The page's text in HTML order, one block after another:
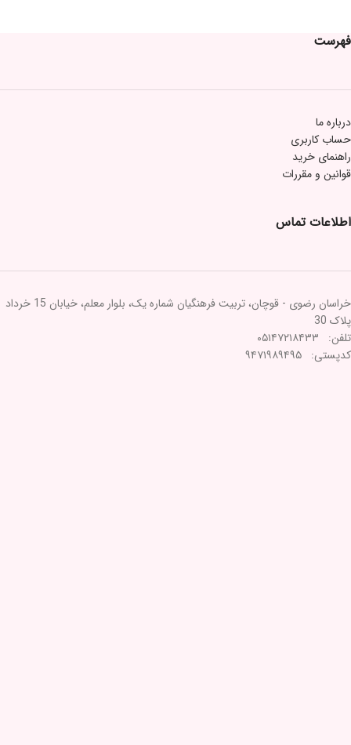
فهرست
درباره ما
حساب کاربری
راهنمای خرید
قوانین و مقررات
اطلاعات تماس
خراسان رضوی - قوچان، تربیت فرهنگیان شماره یک، بلوار معلم، خیابان 15 خرداد
پلاک 30
تلفن: ۰۵۱۴۷۲۱۸۴۳۳
کدپستی: ۹۴۷۱۹۸۹۴۹۵